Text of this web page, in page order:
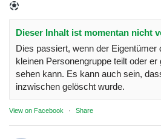
Dieser Inhalt ist momentan nicht
Dies passiert, wenn der Eigentümer
kleinen Personengruppe teilt oder
sehen kann. Es kann auch sein,
inzwischen gelöscht wurde.
View on Facebook · Share